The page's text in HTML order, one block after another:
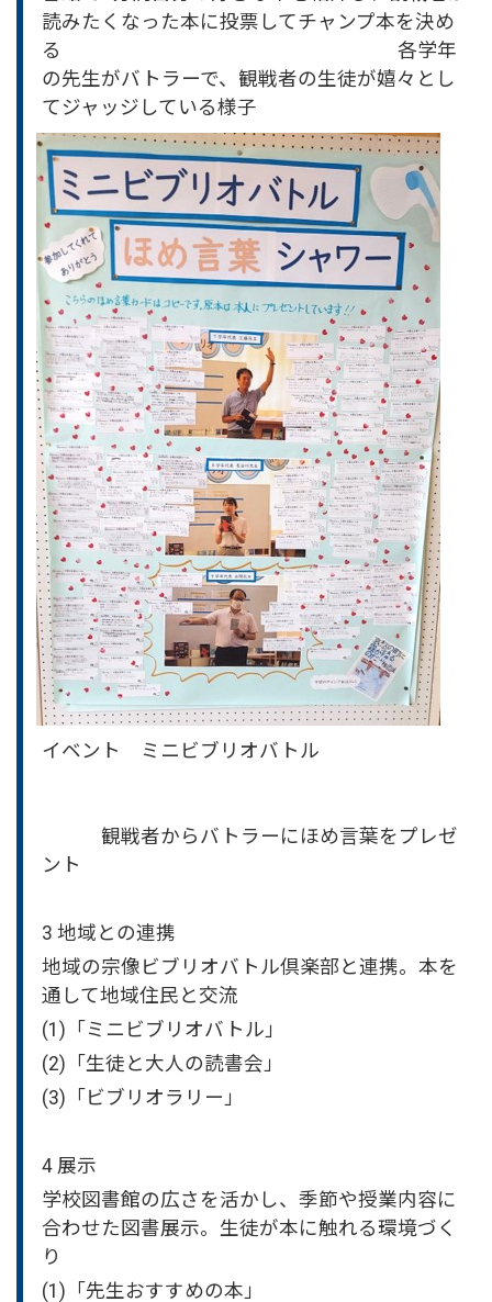
読みたくなった本に投票してチャンプ本を決め
る 各学年
の先生がバトラーで、観戦者の生徒が嬉々とし
てジャッジしている様子
イベント ミニビブリオバトル
観戦者からバトラーにほめ言葉をプレゼ
ント
3 地域との連携
地域の宗像ビブリオバトル倶楽部と連携。本を
通して地域住民と交流
(1)「ミニビブリオバトル」
(2)「生徒と大人の読書会」
(3)「ビブリオラリー」
4 展示
学校図書館の広さを活かし、季節や授業内容に
合わせた図書展示。生徒が本に触れる環境づく
り
(1)「先生おすすめの本」